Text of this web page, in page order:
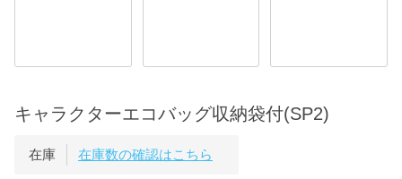
キャラクターエコバッグ収納袋付(SP2)
在庫 在庫数の確認はこちら